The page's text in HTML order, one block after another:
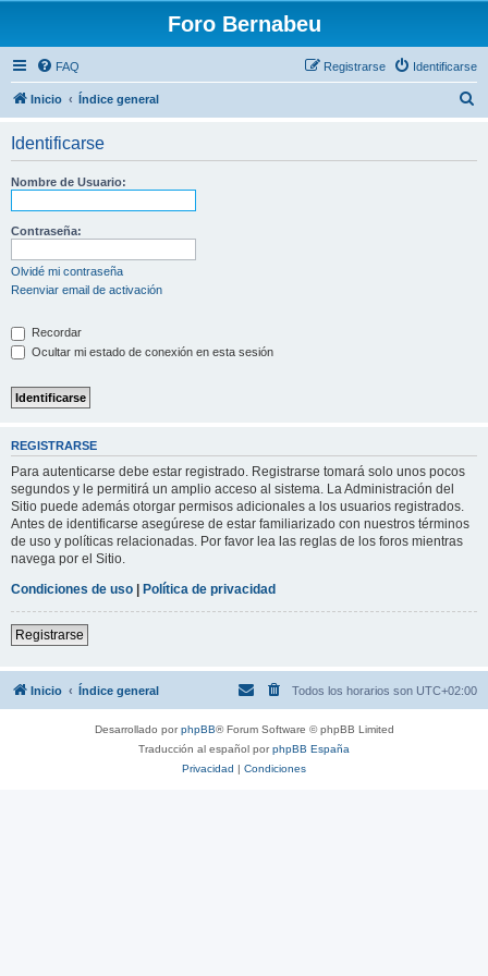
Foro Bernabeu
FAQ Identificarse
Registrarse
Inicio Índice general
Identificarse
Nombre de Usuario:
Contraseña:
Olvidé mi contraseña
Reenviar email de activación
Recordar
Ocultar mi estado de conexión en esta sesión
REGISTRARSE
Para autenticarse debe estar registrado. Registrarse tomará solo unos pocos
segundos y le permitirá un amplio acceso al sistema. La Administración del
Sitio puede además otorgar permisos adicionales a los usuarios registrados.
Antes de identificarse asegúrese de estar familiarizado con nuestros términos
de uso y políticas relacionadas. Por favor lea las reglas de los foros mientras
navega por el Sitio.
Condiciones de uso | Política de privacidad
Registrarse
Inicio Índice general Todos los horarios son UTC+02:00
Desarrollado porphpBB® Forum Software © phpBB Limited
Traducción al español porphpBB España
Privacidad | Condiciones